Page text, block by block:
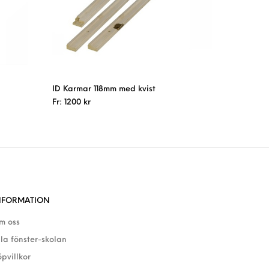
ID Karmar 118mm med kvist
Fr:
1200 kr
oss
fönster-skolan